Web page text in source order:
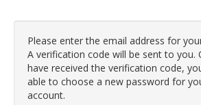
Please enter the email address for
A verification code will be sent to you.
have received the verification code,
able to choose a new password for
account.